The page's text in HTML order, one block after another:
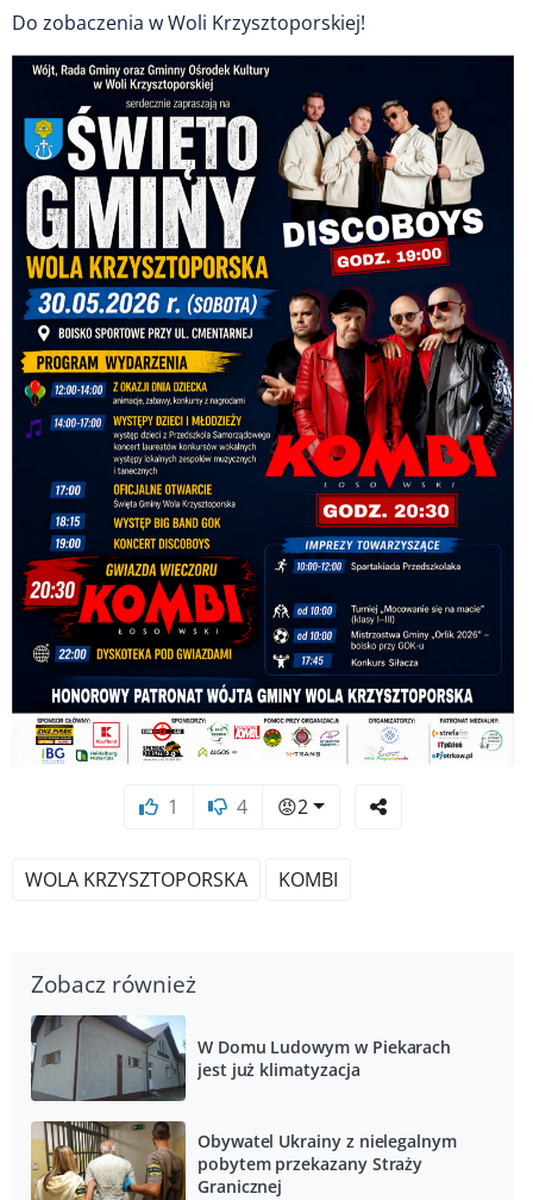
Do zobaczenia w Woli Krzysztoporskiej!
1 4 😡2
WOLA KRZYSZTOPORSKA KOMBI
Zobacz również
W Domu Ludowym w Piekarach
jest już klimatyzacja
Obywatel Ukrainy z nielegalnym
pobytem przekazany Straży
Granicznej